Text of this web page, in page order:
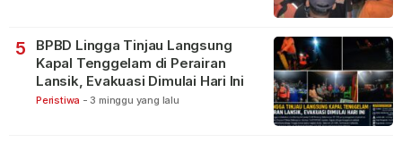
5
BPBD Lingga Tinjau Langsung
Kapal Tenggelam di Perairan
Lansik, Evakuasi Dimulai Hari Ini
Peristiwa - 3 minggu yang lalu